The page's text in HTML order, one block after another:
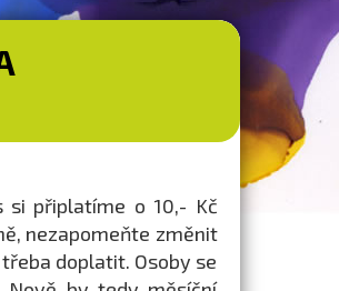
si připlatíme o 10,- Kč
nezapomeňte změnit
doplatit. Osoby se